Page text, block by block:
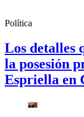
Política
Los detalles
la posesión
Espriella en